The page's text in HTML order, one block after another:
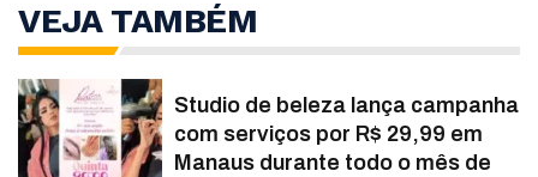
VEJA TAMBÉM
Studio de beleza lança campanha
com serviços por R$ 29,99 em
Manaus durante todo o mês de